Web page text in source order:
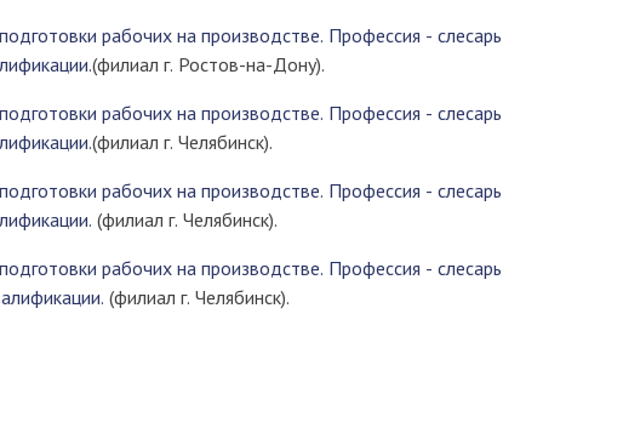
рабочих на производстве. Профессия - слесарь
(филиал г. Ростов-на-Дону).
рабочих на производстве. Профессия - слесарь
(филиал г. Челябинск).
рабочих на производстве. Профессия - слесарь
(филиал г. Челябинск).
рабочих на производстве. Профессия - слесарь
(филиал г. Челябинск).